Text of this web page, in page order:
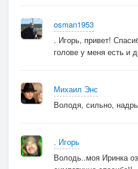
osman1953
. Игорь, привет!
голове у меня есть и
Михаил Энс
Володя, сильно,
. Игорь
Володь..моя Иринка